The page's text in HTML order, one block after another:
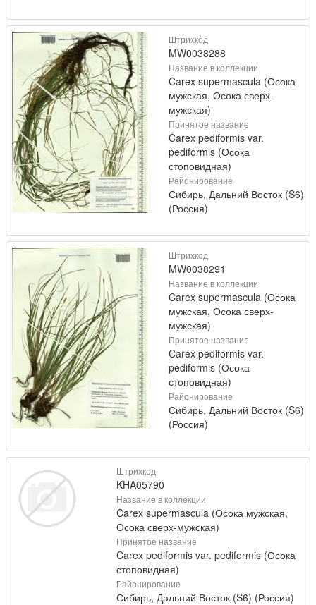
Штрихкод
MW0038288
Название в коллекции
Carex supermascula (Осока
мужская, Осока сверх-
мужская)
Принятое название
Carex pediformis var.
pediformis (Осока
стоповидная)
Районирование
Сибирь, Дальний Восток (S6)
(Россия)
Штрихкод
MW0038291
Название в коллекции
Carex supermascula (Осока
мужская, Осока сверх-
мужская)
Принятое название
Carex pediformis var.
pediformis (Осока
стоповидная)
Районирование
Сибирь, Дальний Восток (S6)
(Россия)
Штрихкод
KHA05790
Название в коллекции
Carex supermascula (Осока мужская,
Осока сверх-мужская)
Принятое название
Carex pediformis var. pediformis (Осока
стоповидная)
Районирование
Сибирь, Дальний Восток (S6) (Россия)